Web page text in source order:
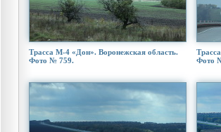
Трасса М-4 «Дон». Воронежская область.
Фото № 759.
Фото